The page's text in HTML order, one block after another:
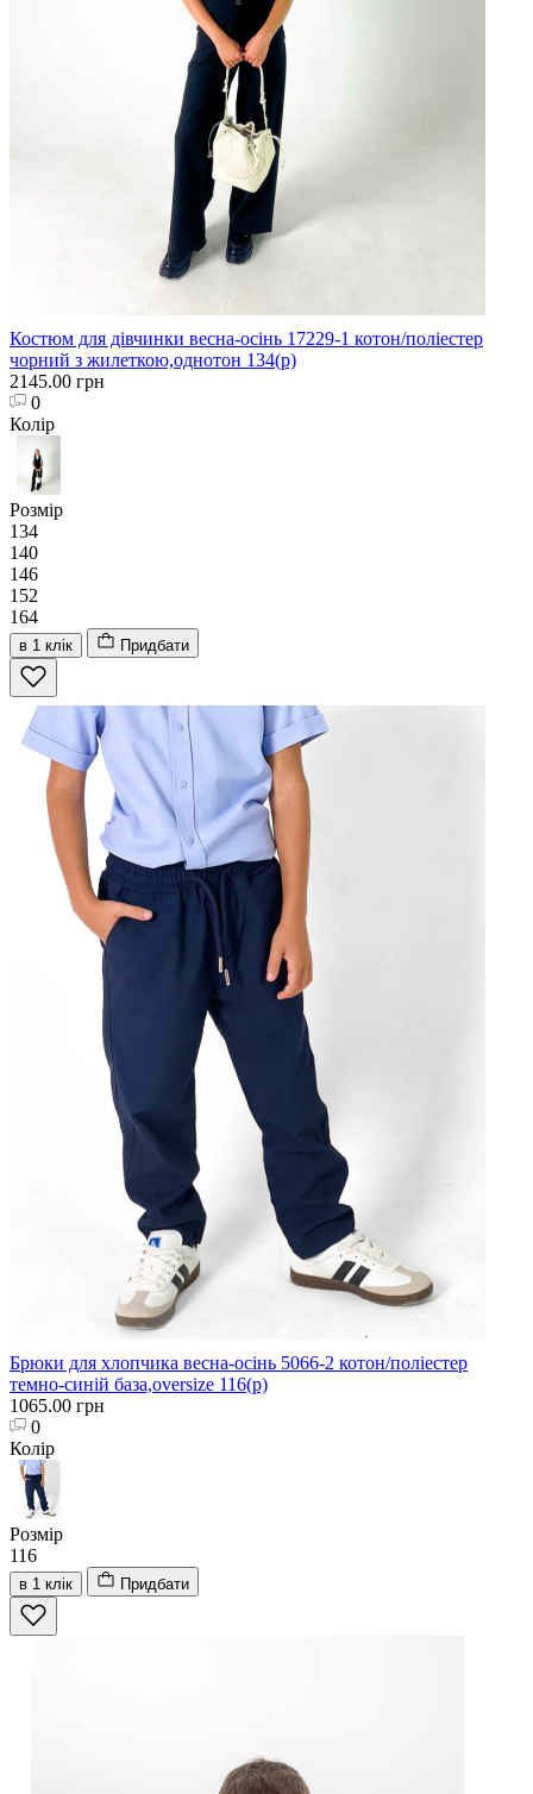
Костюм для дівчинки весна-осінь 17229-1 котон/поліестер
чорний з жилеткою,однотон 134(р)
2145.00 грн
0
Колір
Розмір
134
140
146
152
164
в 1 клік Придбати
Брюки для хлопчика весна-осінь 5066-2 котон/поліестер
темно-синій база,oversize 116(р)
1065.00 грн
0
Колір
Розмір
116
в 1 клік Придбати